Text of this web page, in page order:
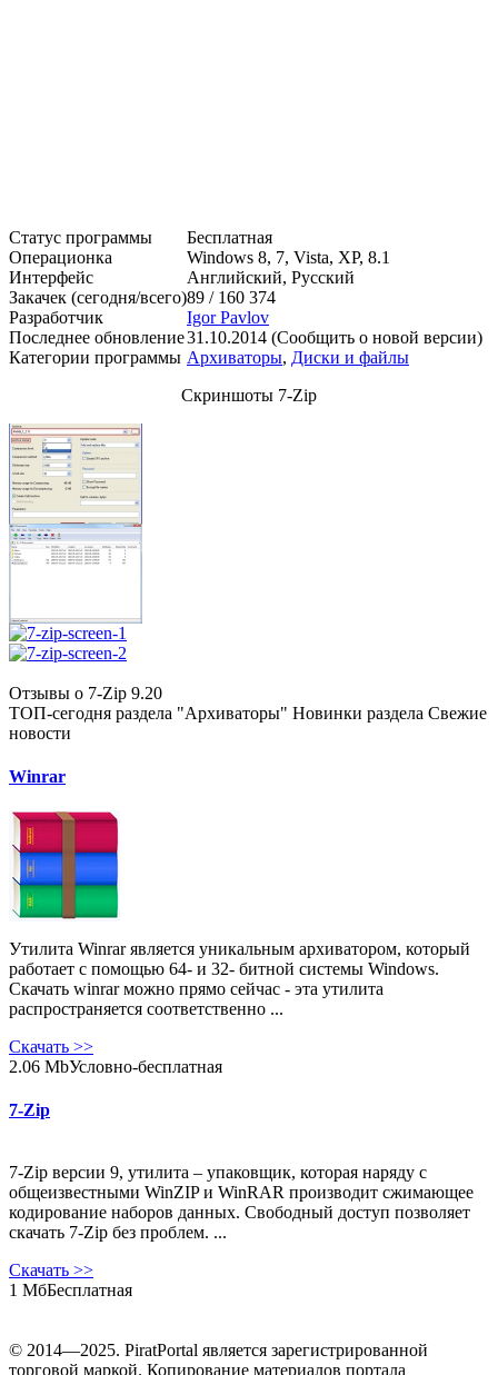
Статус программы
Бесплатная
Операционка
Windows 8, 7, Vista, XP, 8.1
Интерфейс
Английский, Русский
Закачек (сегодня/всего)89 / 160 374
Разработчик
Igor Pavlov
Последнее обновление31.10.2014 (Сообщить о новой версии)
Категории программы Архиваторы, Диски и файлы
Скриншоты 7-Zip
Отзывы о 7-Zip 9.20
ТОП-сегодня раздела "Архиваторы" Новинки раздела Свежие
новости
Winrar
Утилита Winrar является уникальным архиватором, который
работает с помощью 64- и 32- битной системы Windows.
Скачать winrar можно прямо сейчас - эта утилита
распространяется соответственно ...
Скачать >>
2.06 MbУсловно-бесплатная
7-Zip
7-Zip версии 9, утилита – упаковщик, которая наряду с
общеизвестными WinZIP и WinRAR производит сжимающее
кодирование наборов данных. Свободный доступ позволяет
скачать 7-Zip без проблем. ...
Скачать >>
1 МбБесплатная
© 2014—2025. PiratPortal является зарегистрированной
торговой маркой. Копирование материалов портала